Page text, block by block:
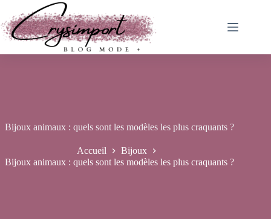
contenu
Bijoux animaux : quels sont les modèles les plus craquants ?
Accueil
Bijoux
Bijoux animaux : quels sont les modèles les plus craquants ?